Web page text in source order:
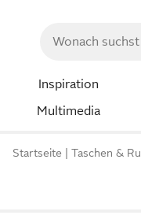
Inspiration
Multimedia
Startseite Taschen &